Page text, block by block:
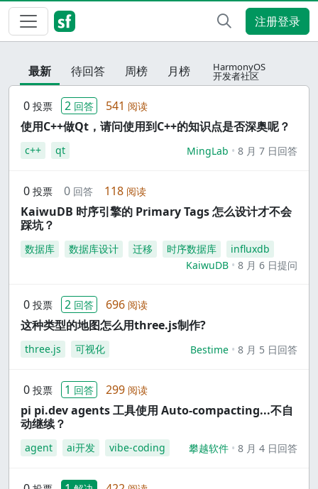
注册登录
最新 待回答 周榜 月榜 HarmonyOS
开发者社区
0 投票 2 回答 541 阅读
使用C++做Qt，请问使用到C++的知识点是否深奥呢？
c++ qt MingLab 8 月 7 日回答
0 投票 0 回答 118 阅读
KaiwuDB 时序引擎的 Primary Tags 怎么设计才不会
踩坑？
数据库 数据库设计 迁移 时序数据库
influxdb
KaiwuDB
8 月 6 日提问
0 投票 2 回答 696 阅读
这种类型的地图怎么用three.js制作?
three.js 可视化 Bestime 8 月 5 日回答
0 投票 1 回答 299 阅读
pi pi.dev agents 工具使用 Auto-compacting...不自
动继续？
agent ai开发 vibe-coding 攀越软件 8 月 4 日回答